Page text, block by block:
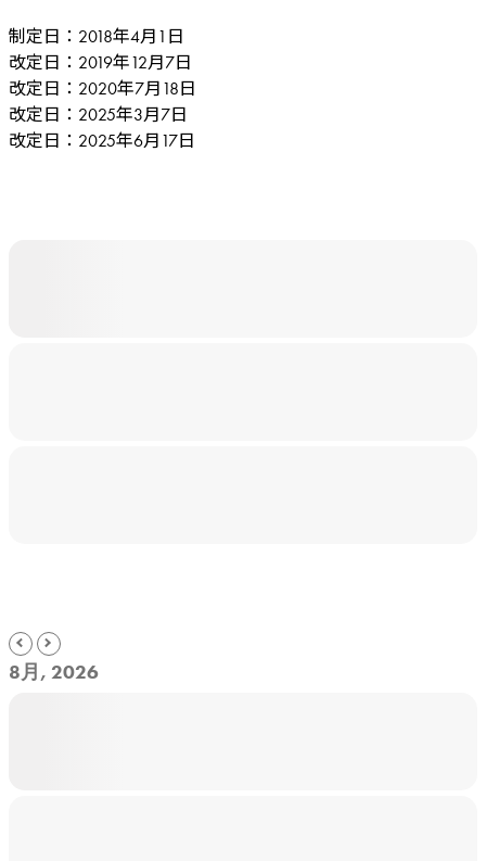
制定日：2018年4月1日
改定日：2019年12月7日
改定日：2020年7月18日
改定日：2025年3月7日
改定日：2025年6月17日
8月, 2026